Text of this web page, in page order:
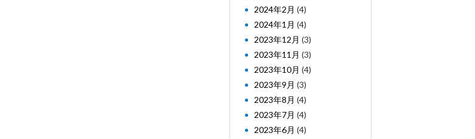
2024年2月 (4)
2024年1月 (4)
2023年12月 (3)
2023年11月 (3)
2023年10月 (4)
2023年9月 (3)
2023年8月 (4)
2023年7月 (4)
2023年6月 (4)